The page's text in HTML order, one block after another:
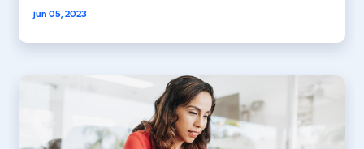
jun 05, 2023